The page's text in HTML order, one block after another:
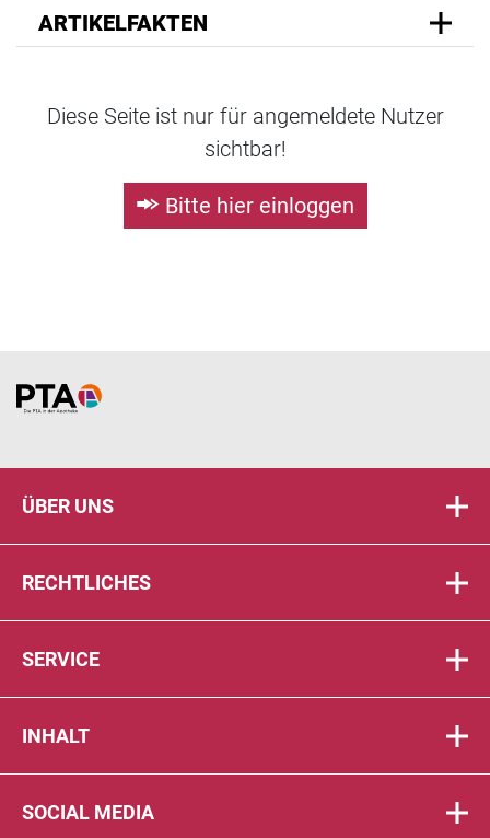
ARTIKELFAKTEN
Diese Seite ist nur für angemeldete Nutzer
sichtbar!
Bitte hier einloggen
Home
ÜBER UNS
RECHTLICHES
SERVICE
INHALT
SOCIAL MEDIA